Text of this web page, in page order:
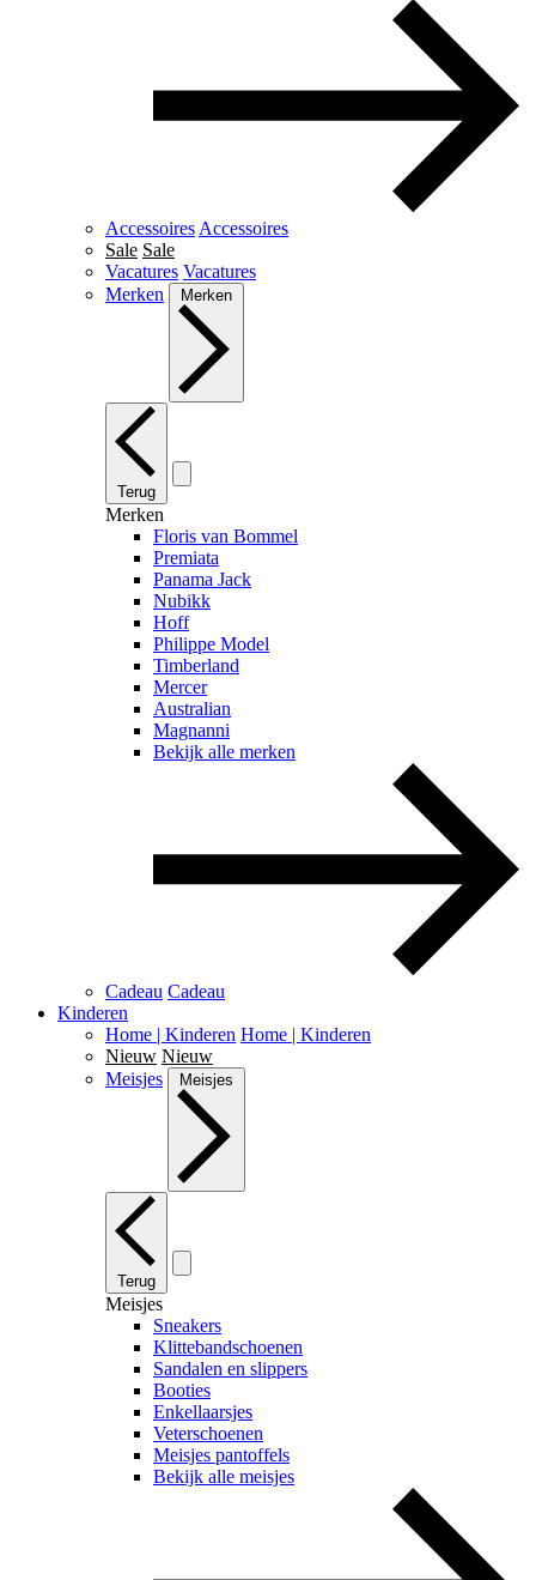
Accessoires Accessoires
Sale Sale
Vacatures Vacatures
Merken
Merken
Terug
Merken
Floris van Bommel
Premiata
Panama Jack
Nubikk
Hoff
Philippe Model
Timberland
Mercer
Australian
Magnanni
Bekijk alle merken
Cadeau Cadeau
Kinderen
Home | Kinderen Home | Kinderen
Nieuw Nieuw
Meisjes
Meisjes
Terug
Meisjes
Sneakers
Klittebandschoenen
Sandalen en slippers
Booties
Enkellaarsjes
Veterschoenen
Meisjes pantoffels
Bekijk alle meisjes